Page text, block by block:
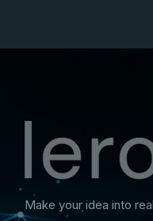
Make your idea into